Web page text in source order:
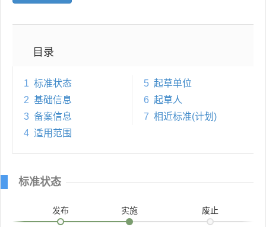
目录
1 标准状态
2 基础信息
3 备案信息
4 适用范围
5 起草单位
6 起草人
7 相近标准(计划)
标准状态
发布 实施 废止